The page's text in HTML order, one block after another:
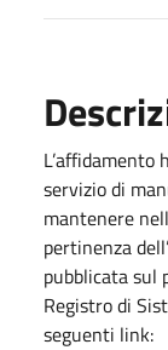
L’affidamento
servizio di
mantenere
pertinenza
pubblicata sul
Registro di
seguenti link: